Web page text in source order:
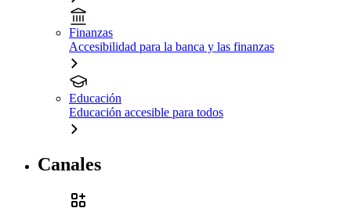
Finanzas
Accesibilidad para la banca y las finanzas
Educación
Educación accesible para todos
Canales